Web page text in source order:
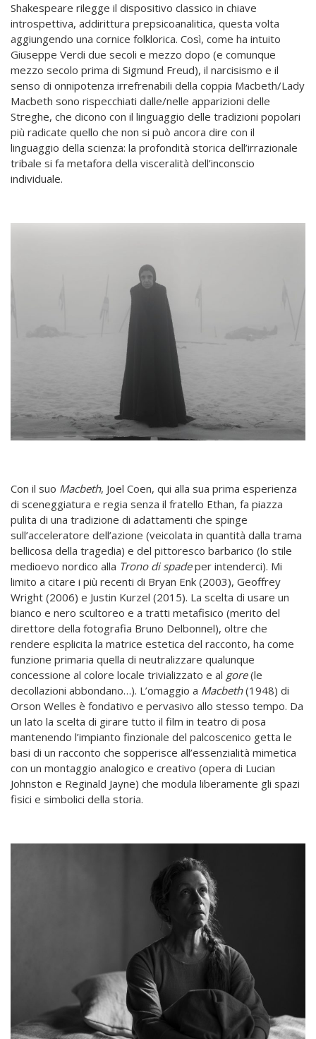
Shakespeare rilegge il dispositivo classico in chiave
introspettiva, addirittura prepsicoanalitica, questa volta
aggiungendo una cornice folklorica. Così, come ha intuito
Giuseppe Verdi due secoli e mezzo dopo (e comunque
mezzo secolo prima di Sigmund Freud), il narcisismo e il
senso di onnipotenza irrefrenabili della coppia Macbeth/Lady
Macbeth sono rispecchiati dalle/nelle apparizioni delle
Streghe, che dicono con il linguaggio delle tradizioni popolari
più radicate quello che non si può ancora dire con il
linguaggio della scienza: la profondità storica dell’irrazionale
tribale si fa metafora della visceralità dell’inconscio
individuale.
Con il suo Macbeth, Joel Coen, qui alla sua prima esperienza
di sceneggiatura e regia senza il fratello Ethan, fa piazza
pulita di una tradizione di adattamenti che spinge
sull’acceleratore dell’azione (veicolata in quantità dalla trama
bellicosa della tragedia) e del pittoresco barbarico (lo stile
medioevo nordico alla Trono di spadeper intenderci). Mi
limito a citare i più recenti di Bryan Enk (2003), Geoffrey
Wright (2006) e Justin Kurzel (2015). La scelta di usare un
bianco e nero scultoreo e a tratti metafisico (merito del
direttore della fotografia Bruno Delbonnel), oltre che
rendere esplicita la matrice estetica del racconto, ha come
funzione primaria quella di neutralizzare qualunque
concessione al colore locale trivializzato e al gore(le
decollazioni abbondano…). L’omaggio a Macbeth(1948) di
Orson Welles è fondativo e pervasivo allo stesso tempo. Da
un lato la scelta di girare tutto il film in teatro di posa
mantenendo l’impianto finzionale del palcoscenico getta le
basi di un racconto che sopperisce all’essenzialità mimetica
con un montaggio analogico e creativo (opera di Lucian
Johnston e Reginald Jayne) che modula liberamente gli spazi
fisici e simbolici della storia.